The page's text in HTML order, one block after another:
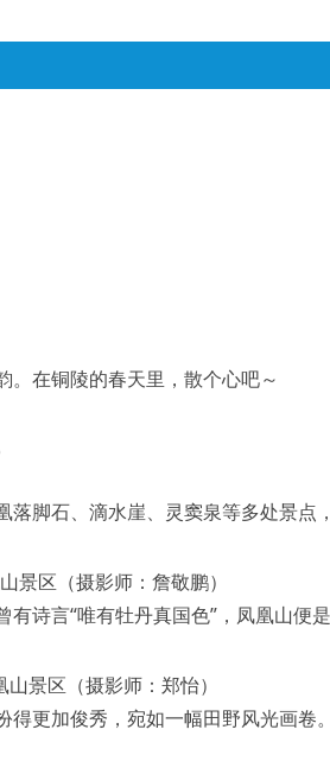
在铜陵的春天里，散个心吧～
脚石、滴水崖、灵窦泉等多处景点
景区（摄影师：詹敬鹏）
诗言“唯有牡丹真国色”，凤凰山便
景区（摄影师：郑怡）
更加俊秀，宛如一幅田野风光画卷。